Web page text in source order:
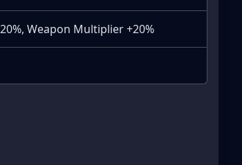
Weapon Multiplier +20%